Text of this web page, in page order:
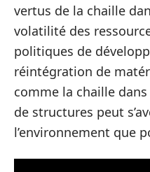
vertus de la chaille
volatilité des
politiques de
réintégration de
comme la chaille
de structures peut
l’environnement que